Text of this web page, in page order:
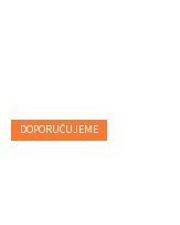
DOPORUČUJEME